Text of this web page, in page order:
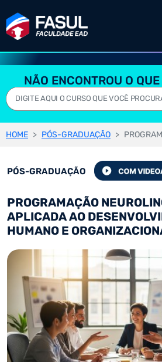
NÃO ENCONTROU O
HOME PÓS-GRADUAÇÃO PROGRAMAÇÃO NEUROLINGUÍSTICA –
PÓS-GRADUAÇÃO
PROGRAMAÇÃO
APLICADA AO
HUMANO E